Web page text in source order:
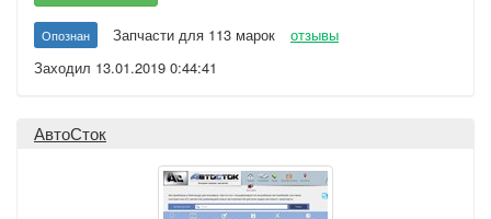
Опознан Запчасти для 113 марок
отзывы
Заходил 13.01.2019 0:44:41
АвтоСток